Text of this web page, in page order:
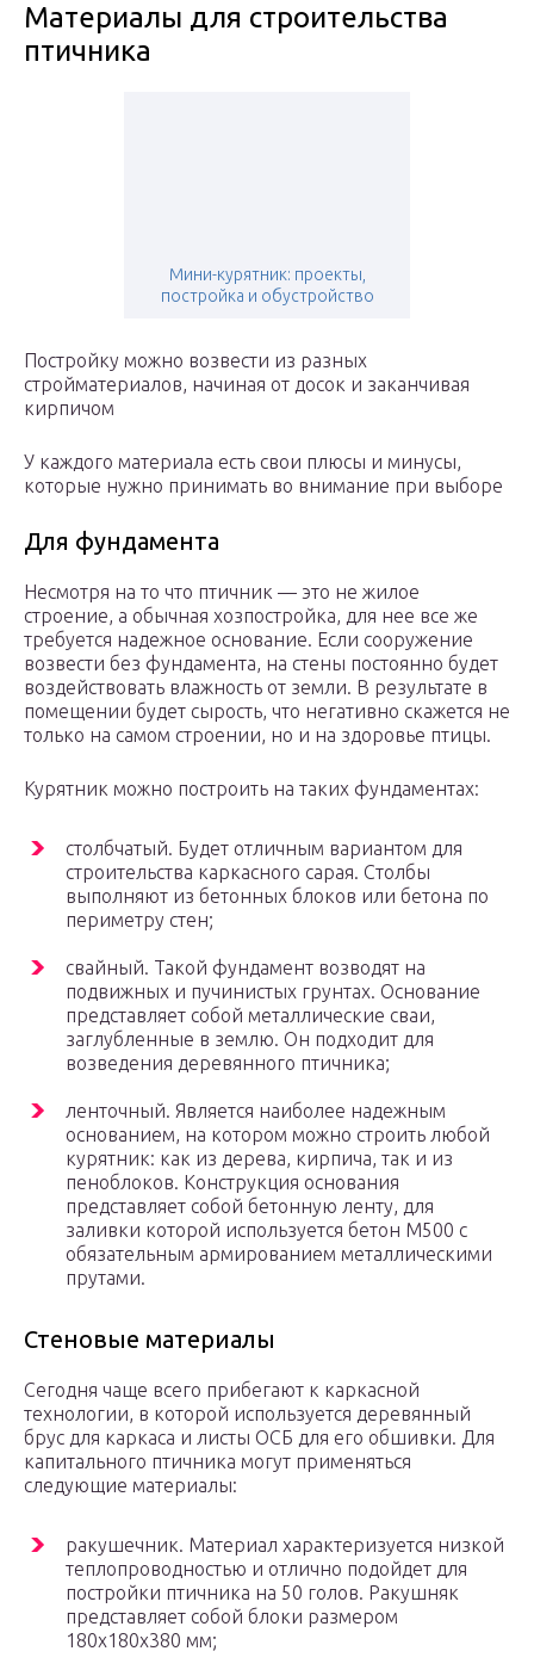
Материалы для строительства
птичника
Мини-курятник: проекты,
постройка и обустройство
Постройку можно возвести из разных
стройматериалов, начиная от досок и заканчивая
кирпичом
У каждого материала есть свои плюсы и минусы,
которые нужно принимать во внимание при выборе
Для фундамента
Несмотря на то что птичник — это не жилое
строение, а обычная хозпостройка, для нее все же
требуется надежное основание. Если сооружение
возвести без фундамента, на стены постоянно будет
воздействовать влажность от земли. В результате в
помещении будет сырость, что негативно скажется не
только на самом строении, но и на здоровье птицы.
Курятник можно построить на таких фундаментах:
столбчатый. Будет отличным вариантом для
строительства каркасного сарая. Столбы
выполняют из бетонных блоков или бетона по
периметру стен;
свайный. Такой фундамент возводят на
подвижных и пучинистых грунтах. Основание
представляет собой металлические сваи,
заглубленные в землю. Он подходит для
возведения деревянного птичника;
ленточный. Является наиболее надежным
основанием, на котором можно строить любой
курятник: как из дерева, кирпича, так и из
пеноблоков. Конструкция основания
представляет собой бетонную ленту, для
заливки которой используется бетон М500 с
обязательным армированием металлическими
прутами.
Стеновые материалы
Сегодня чаще всего прибегают к каркасной
технологии, в которой используется деревянный
брус для каркаса и листы ОСБ для его обшивки. Для
капитального птичника могут применяться
следующие материалы:
ракушечник. Материал характеризуется низкой
теплопроводностью и отлично подойдет для
постройки птичника на 50 голов. Ракушняк
представляет собой блоки размером
180х180х380 мм;